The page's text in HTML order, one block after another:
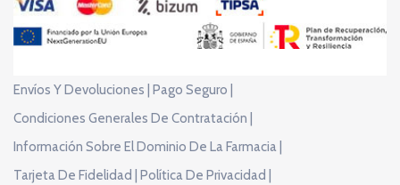
Envíos Y Devoluciones |
Pago Seguro |
Condiciones Generales De Contratación |
Información Sobre El Dominio De La Farmacia |
Tarjeta De Fidelidad |
Política De Privacidad |